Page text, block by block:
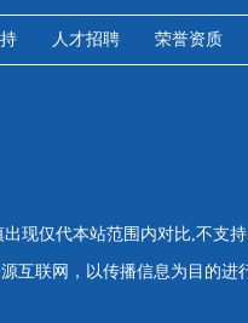
人才招聘 荣誉资质
现仅代本站范围内对比,不支
互联网，以传播信息为目的进